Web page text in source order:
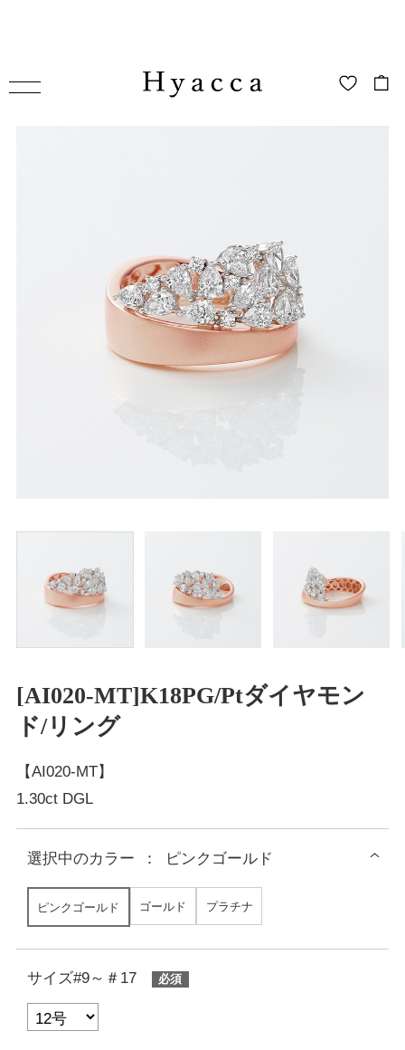
[AI020-MT]K18PG/Ptダイヤモン
ド/リング
【AI020-MT】
1.30ct DGL
選択中のカラー ： ピンクゴールド
ピンクゴールド ゴールド プラチナ
サイズ#9～＃17